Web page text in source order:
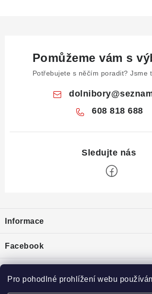
Pro pohodlné prohlížení webu
Pomůžeme vám s
Potřebujete s něčím poradit? Jsme
dolnibory@
608 818 688
p
a
í
Informace
Puncovní značky
Ochrana osobních údajů
Facebook
Toplist